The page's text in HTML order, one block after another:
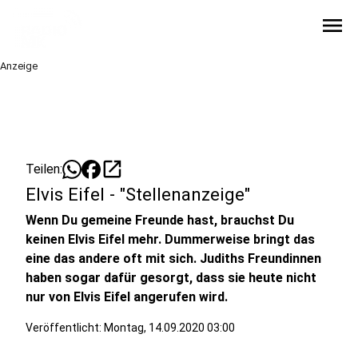
menu
Anzeige
Teilen: open_in_new
Elvis Eifel - "Stellenanzeige"
Wenn Du gemeine Freunde hast, brauchst Du
keinen Elvis Eifel mehr. Dummerweise bringt das
eine das andere oft mit sich. Judiths Freundinnen
haben sogar dafür gesorgt, dass sie heute nicht
nur von Elvis Eifel angerufen wird.
Veröffentlicht: Montag, 14.09.2020 03:00